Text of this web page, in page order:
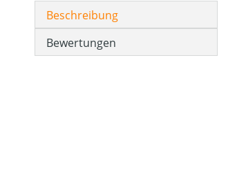
Beschreibung
Bewertungen